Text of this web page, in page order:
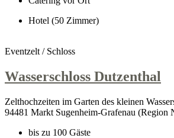
Hotel (50 Zimmer)
Eventzelt / Schloss
Wasserschloss Dutzenthal
Zelthochzeiten im Garten des kleinen
94481 Markt Sugenheim-Grafenau (Region
bis zu 100 Gäste